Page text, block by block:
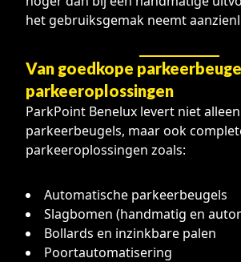
het gebruiksgemak neemt
Van goedkope
parkeeroplossingen
ParkPoint Benelux levert niet
parkeerbeugels, maar ook
parkeeroplossingen zoals:
Automatische parkeerbeugels
Slagbomen (handmatig en
Bollards en inzinkbare palen
Poortautomatisering